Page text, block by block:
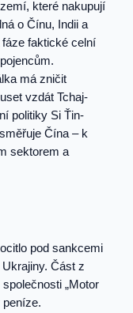
které nakupují
o Čínu, Indii a
faktické celní
má zničit
vzdát Tchaj-
politiky Si Ťin-
Čína – k
sektorem a
pod sankcemi
Část z
„Motor
peníze.